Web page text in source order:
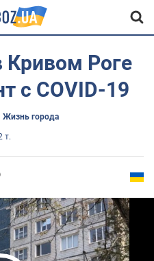
Роге
с COVID-19
Жизнь города
т.